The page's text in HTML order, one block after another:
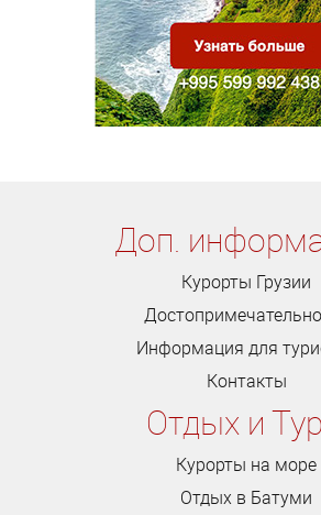
Доп.
Курорты Грузии
Информация для
Контакты
Отдых и
Курорты на море
Отдых в Батуми